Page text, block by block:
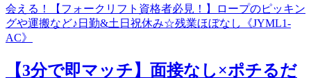
【3分で即マッチ】面接なし×ポチるだ